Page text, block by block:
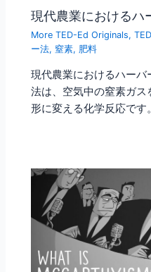
現代農業におけるハ
More TED-Ed Originals,
ー法,窒素, 肥料
現代農業におけるハー
法は、空気中の窒素ガ
形に変える化学反応です